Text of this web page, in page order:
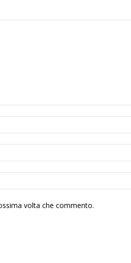
volta che commento.